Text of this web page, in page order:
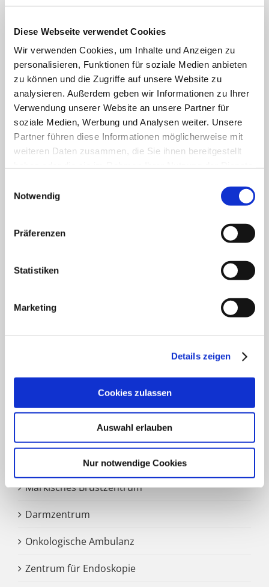
Diese Webseite verwendet Cookies
Wir verwenden Cookies, um Inhalte und Anzeigen zu
personalisieren, Funktionen für soziale Medien anbieten
zu können und die Zugriffe auf unsere Website zu
analysieren. Außerdem geben wir Informationen zu Ihrer
Verwendung unserer Website an unsere Partner für
soziale Medien, Werbung und Analysen weiter. Unsere
Partner führen diese Informationen möglicherweise mit
weiteren Daten zusammen, die Sie ihnen bereitgestellt
Notwendig
Präferenzen
Statistiken
Marketing
Details zeigen
Cookies zulassen
Auswahl erlauben
Nur notwendige Cookies
Jugendlichen.
FACHBEREICHE
Klinik für Allgemein-, Viszeral- und minimal-
invasive Chirurgie
Klinik für Anästhesiologie & Intensivmedizin
Klinik für Innere Medizin Schützenstraße
Klinik für Plastische und Ästhetische Chirurgie,
Klinik für Geriatrie
HNO Belegabteilung
SCHWERPUNKTE
Zentrale Notaufnahme
Märkisches Brustzentrum
Darmzentrum
Onkologische Ambulanz
Zentrum für Endoskopie